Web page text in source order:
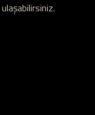
ulaşabilirsiniz.